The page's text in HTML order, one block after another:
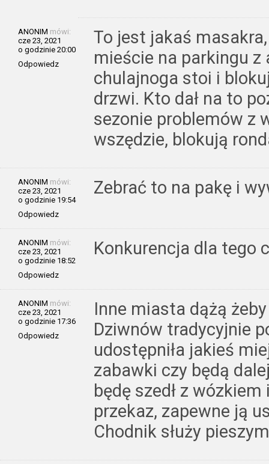
ANONIM mówi:
cze 23, 2021
o godzinie 20:00
Odpowiedz
To jest jakaś
mieście na parkingu
chulajnoga stoi i
drzwi. Kto dał na to
sezonie problemów z
wszędzie, blokują
ANONIM mówi:
cze 23, 2021
o godzinie 19:54
Odpowiedz
Zebrać to na pakę i
ANONIM mówi:
cze 23, 2021
o godzinie 18:52
Odpowiedz
Konkurencja dla tego
ANONIM mówi:
cze 23, 2021
o godzinie 17:36
Odpowiedz
Inne miasta dążą
Dziwnów tradycyjnie
udostępniła jakieś
zabawki czy będą
będę szedł z
przekaz, zapewne ją
Chodnik służy